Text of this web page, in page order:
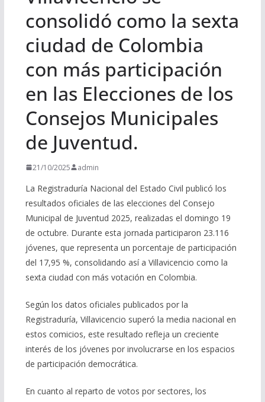
consolidó como la sexta
ciudad de Colombia
con más participación
en las Elecciones de los
Consejos Municipales
de Juventud.
21/10/2025 admin
La Registraduría Nacional del Estado Civil publicó los
resultados oficiales de las elecciones del Consejo
Municipal de Juventud 2025, realizadas el domingo 19
de octubre. Durante esta jornada participaron 23.116
jóvenes, que representa un porcentaje de participación
del 17,95 %, consolidando así a Villavicencio como la
sexta ciudad con más votación en Colombia.
Según los datos oficiales publicados por la
Registraduría, Villavicencio superó la media nacional en
estos comicios, este resultado refleja un creciente
interés de los jóvenes por involucrarse en los espacios
de participación democrática.
En cuanto al reparto de votos por sectores, los